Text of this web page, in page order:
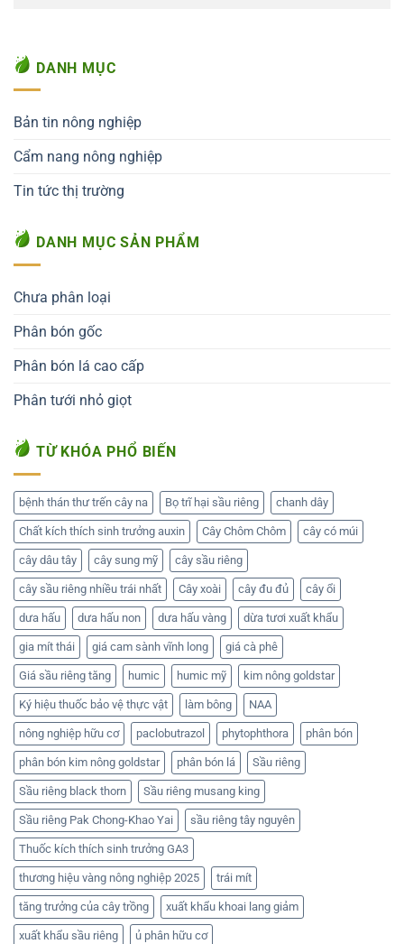
DANH MỤC
Bản tin nông nghiệp
Cẩm nang nông nghiệp
Tin tức thị trường
DANH MỤC SẢN PHẨM
Chưa phân loại
Phân bón gốc
Phân bón lá cao cấp
Phân tưới nhỏ giọt
TỪ KHÓA PHỔ BIẾN
bệnh thán thư trến cây na Bọ trĩ hại sầu riêng chanh dây
Chất kích thích sinh trưởng auxin Cây Chôm Chôm cây có múi
cây dâu tây cây sung mỹ cây sầu riêng
cây sầu riêng nhiều trái nhất Cây xoài cây đu đủ cây ổi
dưa hấu dưa hấu non dưa hấu vàng dừa tươi xuất khẩu
gia mít thái giá cam sành vĩnh long giá cà phê
Giá sầu riêng tăng humic humic mỹ kim nông goldstar
Ký hiệu thuốc bảo vệ thực vật làm bông NAA
nông nghiệp hữu cơ paclobutrazol phytophthora phân bón
phân bón kim nông goldstar phân bón lá Sầu riêng
Sầu riêng black thorn Sầu riêng musang king
Sầu riêng Pak Chong-Khao Yai sầu riêng tây nguyên
Thuốc kích thích sinh trưởng GA3
thương hiệu vàng nông nghiệp 2025 trái mít
tăng trưởng của cây trồng xuất khẩu khoai lang giảm
xuất khẩu sầu riêng ủ phân hữu cơ